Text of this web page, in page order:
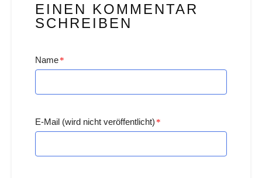
EINEN KOMMENTAR
SCHREIBEN
Name*
E-Mail (wird nicht veröffentlicht) *